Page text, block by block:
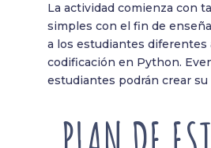
La actividad comienza con
simples con el fin de
a los estudiantes diferentes
codificación en Python.
estudiantes podrán crear